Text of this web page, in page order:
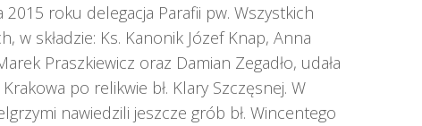
2015 roku delegacja Parafii pw. Wszystkich
w składzie: Ks. Kanonik Józef Knap, Anna
Praszkiewicz oraz Damian Zegadło, udała
po relikwie bł. Klary Szczęsnej. W
nawiedzili jeszcze grób bł. Wincentego